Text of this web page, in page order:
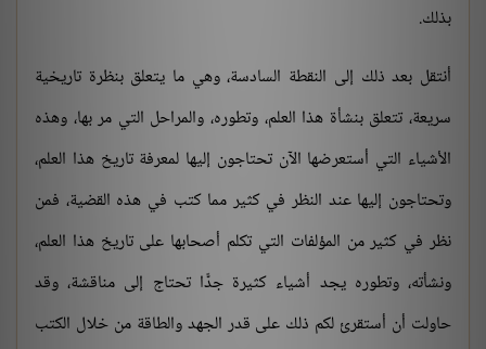
بذلك.
أنتقل بعد ذلك إلى النقطة السادسة، وهي ما يتعلق بنظرة تاريخية
سريعة، تتعلق بنشأة هذا العلم، وتطوره، والمراحل التي مر بها، وهذه
الأشياء التي أستعرضها الآن تحتاجون إليها لمعرفة تاريخ هذا العلم،
وتحتاجون إليها عند النظر في كثير مما كتب في هذه القضية، فمن
نظر في كثير من المؤلفات التي تكلم أصحابها على تاريخ هذا العلم،
ونشأته، وتطوره يجد أشياء كثيرة جدًّا تحتاج إلى مناقشة، وقد
حاولت أن أستقرئ لكم ذلك على قدر الجهد والطاقة من خلال الكتب